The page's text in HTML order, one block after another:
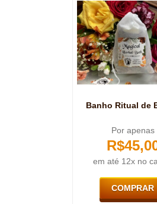
Banho Ritual de
Por apenas
R$
em até 12x no
COMPRAR